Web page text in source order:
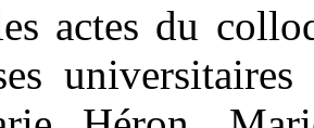
actes du